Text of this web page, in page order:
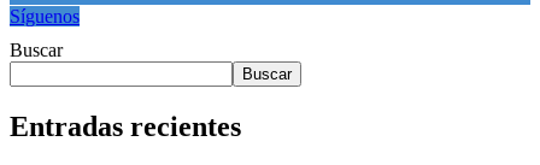
Síguenos
Buscar
Buscar
Entradas recientes